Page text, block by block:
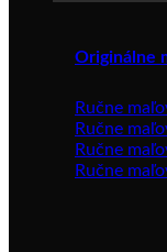
Originálne
Ručne
Ručne
Ručne
Ručne